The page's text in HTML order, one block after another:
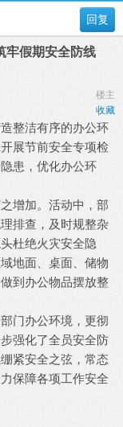
回复
牢假期安全防线
楼主
收藏
整洁有序的办公环
展节前安全专项检
患，优化办公环
增加。活动中，部
排查，及时规整杂
杜绝火灾安全隐
地面、桌面、储物
到办公物品摆放整
门办公环境，更彻
强化了全员安全防
紧安全之弦，常态
保障各项工作安全